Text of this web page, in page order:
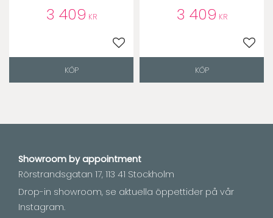
3 409 KR
Lägg till i favoriter
KÖP
3 409 KR
KÖP
Showroom byappointment
Rörstrandsgatan 17, 113 41 Stockholm
Drop-in showroom, se aktuella öppettider på vår
Instagram.